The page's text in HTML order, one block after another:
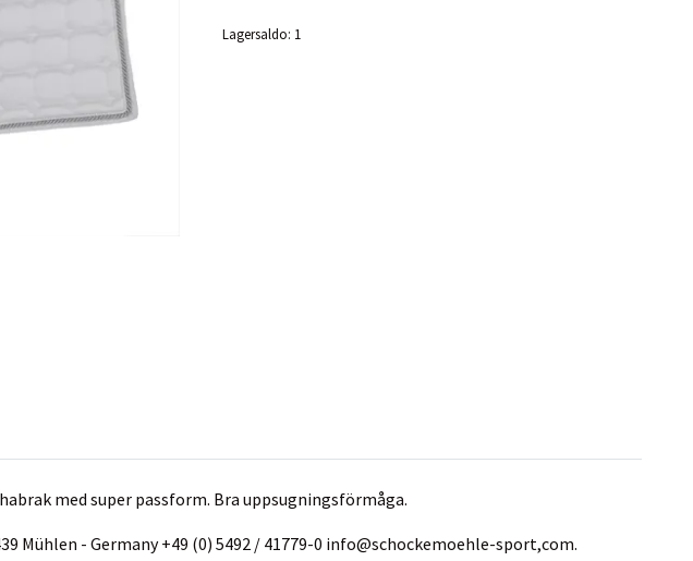
Lagersaldo: 1
med super passform. Bra uppsugningsförmåga.
Mühlen - Germany +49 (0) 5492 / 41779-0 info@schockemoehle-sport,com.